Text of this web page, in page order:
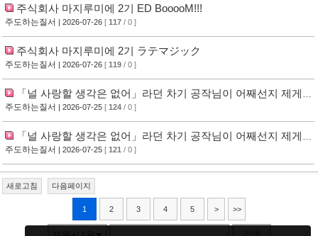
주식회사 마지루미에 2기 ED BooooM!!!
주도하는질서 | 2026-07-26 [ 117 / 0 ]
주식회사 마지루미에 2기 ラテマジック
주도하는질서 | 2026-07-26 [ 119 / 0 ]
「널 사랑할 생각은 없어」라던 차기 공작님이 어째선지 제게
푹 빠졌어요 ED 最終回
주도하는질서 | 2026-07-25 [ 124 / 0 ]
「널 사랑할 생각은 없어」라던 차기 공작님이 어째선지 제게
푹 빠졌어요 OP いつかちゃんと。
주도하는질서 | 2026-07-25 [ 121 / 0 ]
새로고침 다음페이지
1 2 3 4 5 > >>